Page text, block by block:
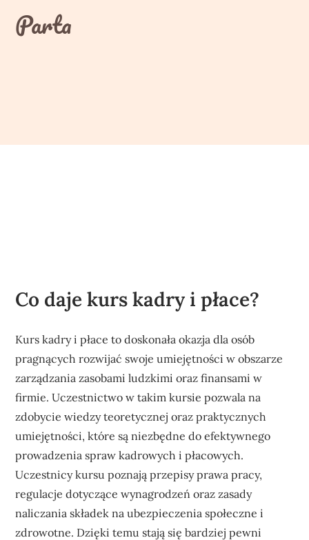
contentParta
Co daje kurs kadry i płace?
Kurs kadry i płace to doskonała okazja dla osób
pragnących rozwijać swoje umiejętności w obszarze
zarządzania zasobami ludzkimi oraz finansami w
firmie. Uczestnictwo w takim kursie pozwala na
zdobycie wiedzy teoretycznej oraz praktycznych
umiejętności, które są niezbędne do efektywnego
prowadzenia spraw kadrowych i płacowych.
Uczestnicy kursu poznają przepisy prawa pracy,
regulacje dotyczące wynagrodzeń oraz zasady
naliczania składek na ubezpieczenia społeczne i
zdrowotne. Dzięki temu stają się bardziej pewni